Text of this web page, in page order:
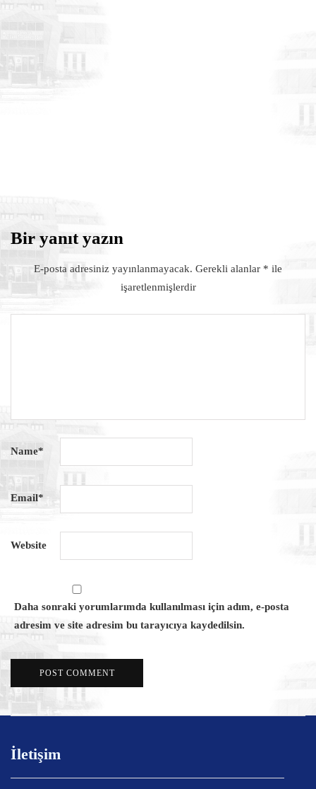
Bir yanıt yazın
E-posta adresiniz yayınlanmayacak. Gerekli alanlar * ile
işaretlenmişlerdir
Name*
Email*
Website
Daha sonraki yorumlarımda kullanılması için adım, e-posta
adresim ve site adresim bu tarayıcıya kaydedilsin.
İletişim